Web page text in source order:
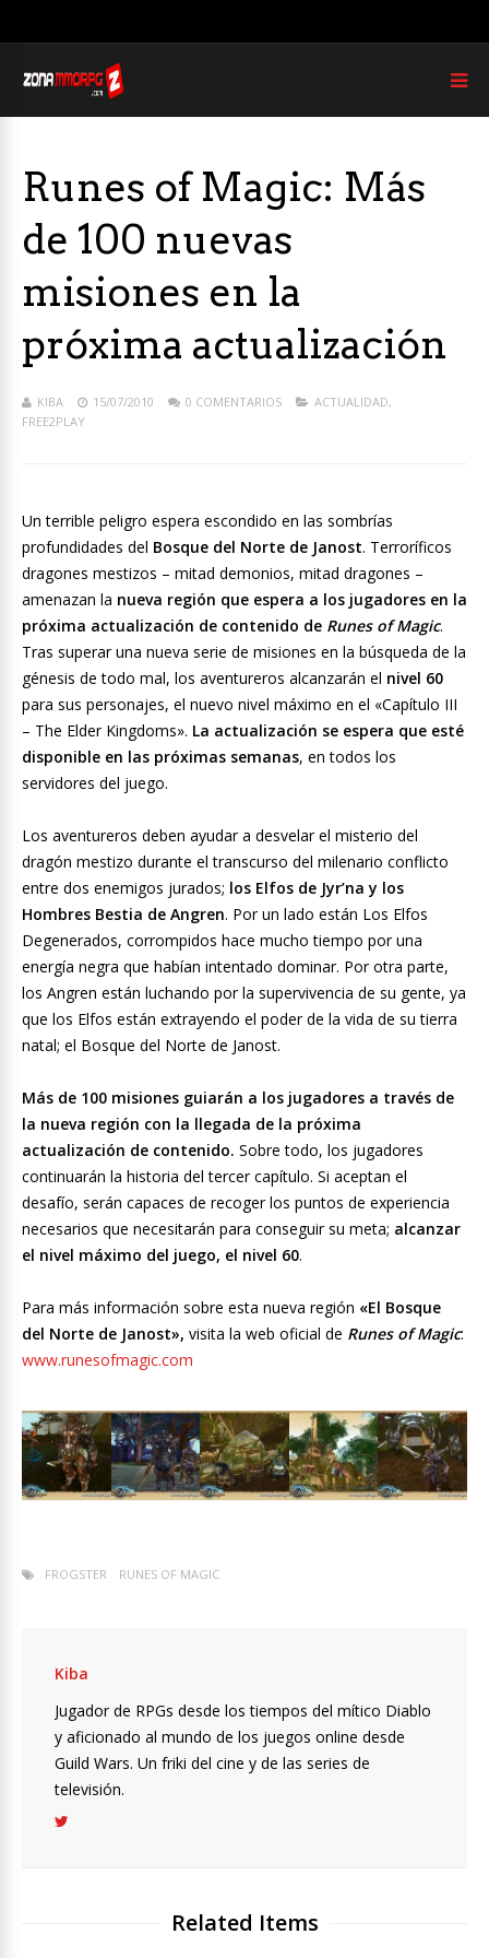
Runes of Magic: Más
de 100 nuevas
misiones en la
próxima actualización
KIBA 15/07/2010 0 COMENTARIOS ACTUALIDAD,
FREE2PLAY
Un terrible peligro espera escondido en las sombrías
profundidades del Bosque del Norte de Janost. Terroríficos
dragones mestizos – mitad demonios, mitad dragones –
amenazan la nueva región que espera a los jugadores en la
próxima actualización de contenido de Runes of Magic.
Tras superar una nueva serie de misiones en la búsqueda de la
génesis de todo mal, los aventureros alcanzarán el nivel 60
para sus personajes, el nuevo nivel máximo en el «Capítulo III
– The Elder Kingdoms». La actualización se espera que esté
disponible en las próximas semanas, en todos los
servidores del juego.
Los aventureros deben ayudar a desvelar el misterio del
dragón mestizo durante el transcurso del milenario conflicto
entre dos enemigos jurados; los Elfos de Jyr’na y los
Hombres Bestia de Angren. Por un lado están Los Elfos
Degenerados, corrompidos hace mucho tiempo por una
energía negra que habían intentado dominar. Por otra parte,
los Angren están luchando por la supervivencia de su gente, ya
que los Elfos están extrayendo el poder de la vida de su tierra
natal; el Bosque del Norte de Janost.
Más de 100 misiones guiarán a los jugadores a través de
la nueva región con la llegada de la próxima
actualización de contenido. Sobre todo, los jugadores
continuarán la historia del tercer capítulo. Si aceptan el
desafío, serán capaces de recoger los puntos de experiencia
necesarios que necesitarán para conseguir su meta; alcanzar
el nivel máximo del juego, el nivel 60.
Para más información sobre esta nueva región «El Bosque
del Norte de Janost», visita la web oficial de Runes of Magic:
www.runesofmagic.com
FROGSTER RUNES OF MAGIC
Kiba
Jugador de RPGs desde los tiempos del mítico Diablo
y aficionado al mundo de los juegos online desde
Guild Wars. Un friki del cine y de las series de
televisión.
Related Items